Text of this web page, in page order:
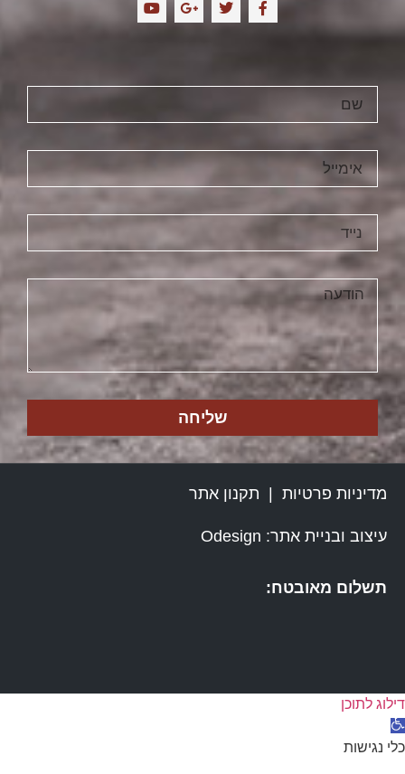
שליחה
מדיניות פרטיות תקנון אתר
עיצוב ובניית אתר: Odesign
תשלום מאובטח:
דילוג לתוכן
פתח
סרגל
כלי נגישות